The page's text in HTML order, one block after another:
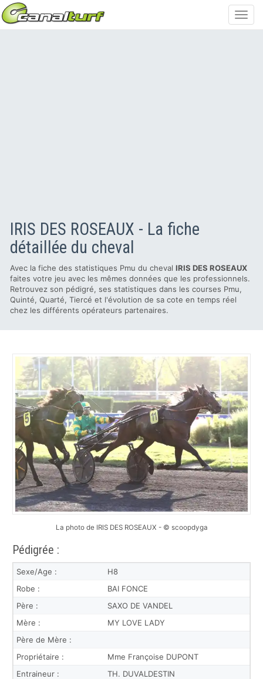
IRIS DES ROSEAUX - La fiche
détaillée du cheval
Avec la fiche des statistiques Pmu du cheval IRIS DES ROSEAUX
faites votre jeu avec les mêmes données que les professionnels.
Retrouvez son pédigré, ses statistiques dans les courses Pmu,
Quinté, Quarté, Tiercé et l'évolution de sa cote en temps réel
chez les différents opérateurs partenaires.
La photo de IRIS DES ROSEAUX - © scoopdyga
Pédigrée :
Sexe/Age :
H8
Robe :
BAI FONCE
Père :
SAXO DE VANDEL
Mère :
MY LOVE LADY
Père de Mère :
Propriétaire :
Mme Françoise DUPONT
Entraineur :
TH. DUVALDESTIN